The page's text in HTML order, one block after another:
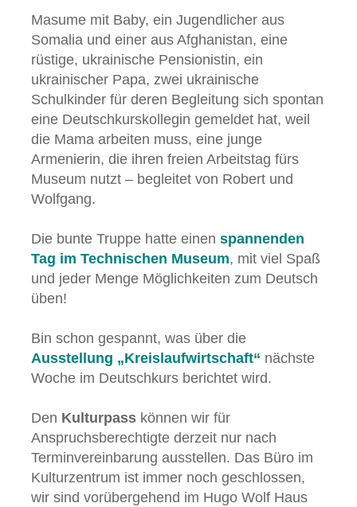
Masume mit Baby, ein Jugendlicher aus
Somalia und einer aus Afghanistan, eine
rüstige, ukrainische Pensionistin, ein
ukrainischer Papa, zwei ukrainische
Schulkinder für deren Begleitung sich spontan
eine Deutschkurskollegin gemeldet hat, weil
die Mama arbeiten muss, eine junge
Armenierin, die ihren freien Arbeitstag fürs
Museum nutzt – begleitet von Robert und
Wolfgang.
Die bunte Truppe hatte einen spannenden
Tag im Technischen Museum, mit viel Spaß
und jeder Menge Möglichkeiten zum Deutsch
üben!
Bin schon gespannt, was über die
Ausstellung „Kreislaufwirtschaft“ nächste
Woche im Deutschkurs berichtet wird.
Den Kulturpass können wir für
Anspruchsberechtigte derzeit nur nach
Terminvereinbarung ausstellen. Das Büro im
Kulturzentrum ist immer noch geschlossen,
wir sind vorübergehend im Hugo Wolf Haus